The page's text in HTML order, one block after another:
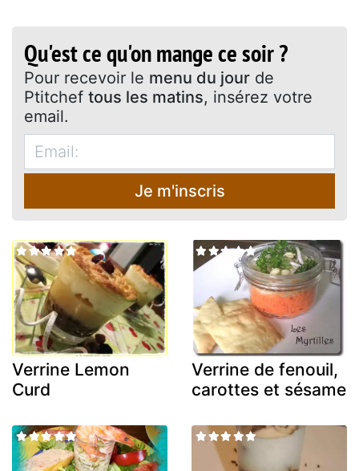
Qu'est ce qu'on mange ce soir ?
Pour recevoir le menu du jour de
Ptitchef tous les matins, insérez votre
email.
Je m'inscris
Verrine Lemon
Curd
Verrine de fenouil,
carottes et sésame